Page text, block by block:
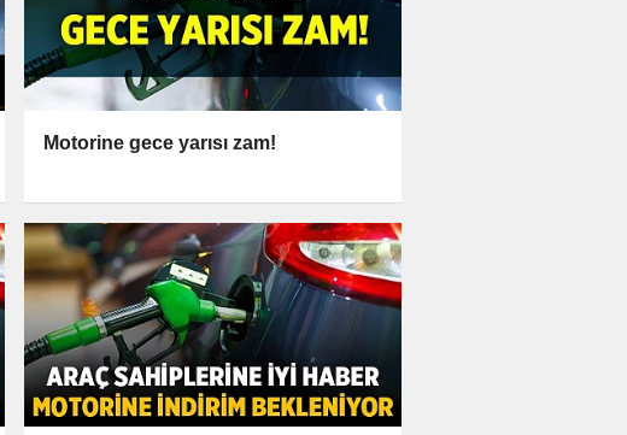
Motorine gece yarısı zam!